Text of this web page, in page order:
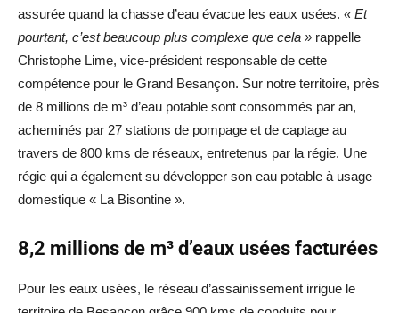
assurée quand la chasse d’eau évacue les eaux usées. « Et
pourtant, c’est beaucoup plus complexe que cela » rappelle
Christophe Lime, vice-président responsable de cette
compétence pour le Grand Besançon. Sur notre territoire, près
de 8 millions de m³ d’eau potable sont consommés par an,
acheminés par 27 stations de pompage et de captage au
travers de 800 kms de réseaux, entretenus par la régie. Une
régie qui a également su développer son eau potable à usage
domestique « La Bisontine ».
8,2 millions de m³ d’eaux usées facturées
Pour les eaux usées, le réseau d’assainissement irrigue le